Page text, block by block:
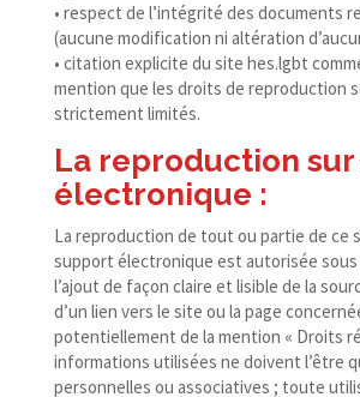
• respect de l’intégrité des documents
(aucune modification ni altération
• citation explicite du site hes​.lgbt
mention que les droits de reproduction
strictement limités.
La reproduction
électronique :
La reproduction de tout ou partie de ce
support électronique est autorisée sous
l’ajout de façon claire et lisible de la
d’un lien vers le site ou la page
potentiellement de la mention « Droits
informations utilisées ne doivent l’être
personnelles ou associatives ; toute